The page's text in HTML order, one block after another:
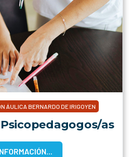
ÁULICA BERNARDO DE IRIGOYEN
as